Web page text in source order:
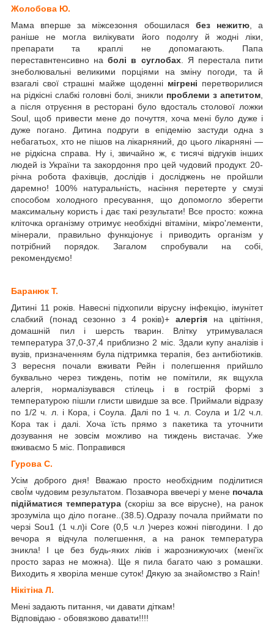
Жолобова Ю.
Мама вперше за міжсезоння обошилася без нежитю, а
раніше не могла вилікувати його подолry й жодні ліки,
препарати та краплі не допомагають. Папа
переставнтенсивно наболі в суглобах. Я перестала пити
знеболювальні великими порціями на зміну погоди, та й
взагалі свої страшні майже щоденні мігрені перетворилися
на рідкісні слабкі головні болі, зникли проблеми з апетитом,
а після отруєння в ресторані було вдосталь столової ложки
Soul, щоб привести мене до почуття, хоча мені було дуже і
дуже погано. Дитина подруги в епідемію застуди одна з
небагатьох, хто не пішов на лікарняний, до цього лікарняні —
не рідкісна справа. Ну і, звичайно ж, є тисячі відгуків інших
людей із України та закордоння про цей чудовий продукт. 20-
річна робота фахівців, дослідів і досліджень не пройшли
даремно! 100% натyральність, насіння перетерте у смузі
способом холодного пресування, що допомогло зберегти
максимальну користь і дає такі результати! Все просто: кожна
кліточка організму отримує необхідні вітаміни, мікро'лементи,
мінерали, правильно функціонує і приводить організм у
потрібний порядок. Загалом спробували на собі,
рекомендуємо!
Баранюк Т.
Дитині 11 років. Навесні підхопили вірусну інфекцію, імунітет
слабкий (понад сезонно з 4 років)+алергія на цвітіння,
домашній пил і шерсть тварин. Влітку утримувалася
температура 37,0-37,4 приблизно 2 міс. Здали купу аналізів і
вузів, призначенням була підтримка терапія, без антибіотиків.
З вересня почали вживати Рейн і полегшення прийшло
буквально через тиждень, потім не помітили, як вщухла
алергія, нормалізувався стілець і в гострій формі з
температурою пішли глисти швидше за все. Приймали відразу
по 1/2 ч. л. і Кора, і Соула. Далі по 1 ч. л. Соула и 1/2 ч.л.
Кора так і далі. Хоча їсть прямо з пакетика та уточнити
дозування не зовсім можливо на тиждень вистачає. Уже
вживаємо 5 міс. Поправився
Гурова С.
Усім доброго дня! Вважаю просто необхідним поділитися
своЇм чудовим результатом. Позавчора ввечері у мене почала
підійматися температура (скоріш за все вірусне), на ранок
зрозуміла що діло погане..(38.5).Одразу почала приймати по
черзі Sou1 (1 ч.л)і Соге (0,5 ч.л )через кожні півгодини. І до
вечора я відчула полегшення, а на ранок температура
зникла! І це без будь-яких ліків і жарознижуючих (мені'іх
просто зараз не можна). Ще я пила багато чаю з ромашки.
Виходить я хворіла менше суток! Дякую за знайомство з Rain!
Нікітіна Л.
Мені задають питання, чи давати діткам!
Відповідаю - обовязково давати!!!!